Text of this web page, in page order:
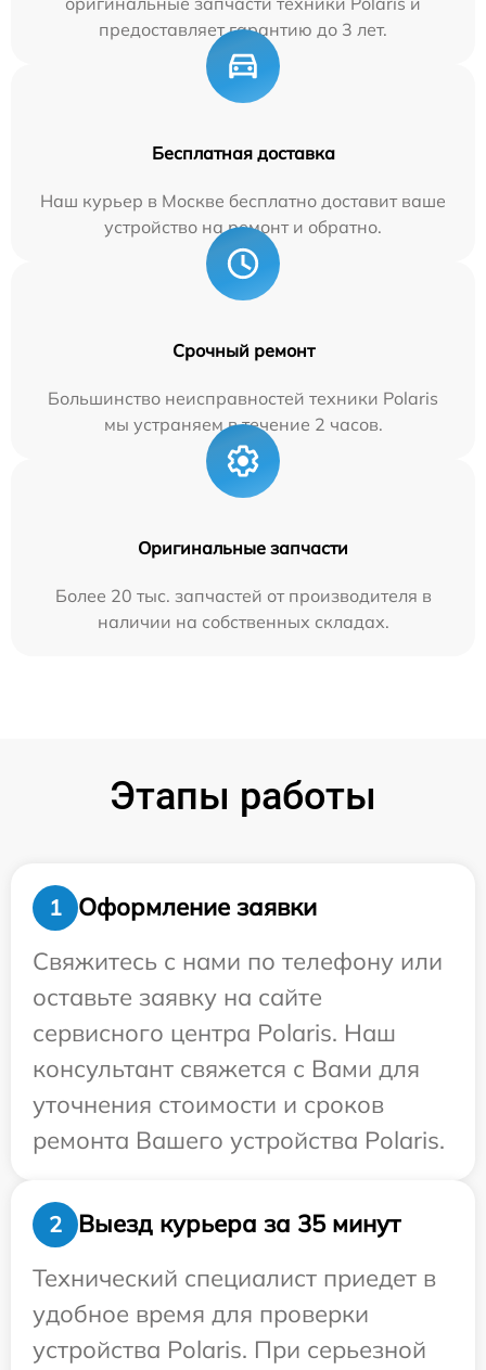
предоставляет гарантию до 3 лет.
Бесплатная доставка
Наш курьер в Москве бесплатно доставит ваше
устройство на ремонт и обратно.
Срочный ремонт
Большинство неисправностей техники Polaris
мы устраняем в течение 2 часов.
Оригинальные запчасти
Более 20 тыс. запчастей от производителя в
наличии на собственных складах.
Этапы работы
1
Оформление заявки
Свяжитесь с нами по телефону или
оставьте заявку на сайте
сервисного центра Polaris. Наш
консультант свяжется с Вами для
уточнения стоимости и сроков
ремонта Вашего устройства Polaris.
2
Выезд курьера за 35 минут
Технический специалист приедет в
удобное время для проверки
устройства Polaris. При серьезной